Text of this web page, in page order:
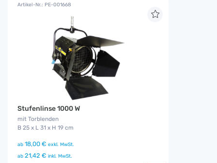
Artikel-Nr.: PE-001668
Stufenlinse 1000 W
mit Torblenden
B 25 x L 31 x H 19 cm
ab 18,00 € exkl. MwSt.
ab 21,42 € inkl. MwSt.